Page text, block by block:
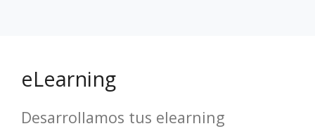
eLearning
Desarrollamos tus elearning